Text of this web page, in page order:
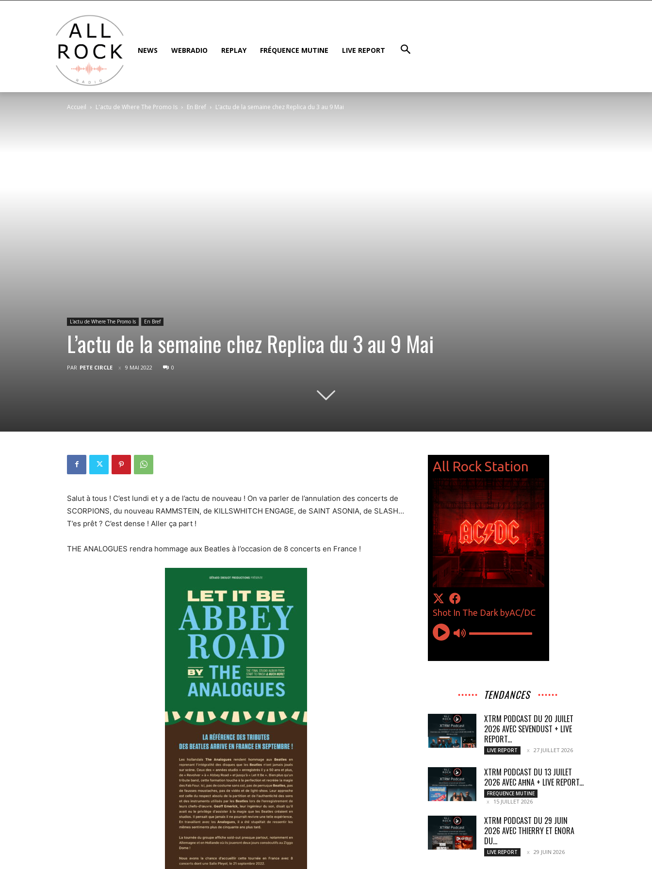
NEWS WEBRADIO REPLAY FRÉQUENCE MUTINE LIVE REPORT
Accueil L'actu de Where The Promo Is En Bref L’actu de la semaine chez Replica du 3 au 9 Mai
L'actu de Where The Promo Is En Bref
L’actu de la semaine chez Replica du 3 au 9 Mai
PAR PETE CIRCLE 9 MAI 2022 0
Salut à tous ! C’est lundi et y a de l’actu de nouveau ! On va parler de l’annulation des concerts de
SCORPIONS, du nouveau RAMMSTEIN, de KILLSWHITCH ENGAGE, de SAINT ASONIA, de SLASH…
T’es prêt ? C’est dense ! Aller ça part !
THE ANALOGUES rendra hommage aux Beatles à l’occasion de 8 concerts en France !
TENDANCES
XTRM PODCAST DU 20 JUILET
2026 AVEC SEVENDUST + LIVE
REPORT...
LIVE REPORT 27 JUILLET 2026
XTRM PODCAST DU 13 JUILET
2026 AVEC AĦNA + LIVE REPORT...
FREQUENCE MUTINE
15 JUILLET 2026
XTRM PODCAST DU 29 JUIN
2026 AVEC THIERRY ET ENORA
DU...
LIVE REPORT 29 JUIN 2026